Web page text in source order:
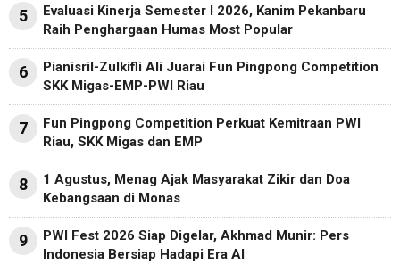
5
Evaluasi Kinerja Semester I 2026, Kanim Pekanbaru
Raih Penghargaan Humas Most Popular
6
Pianisril-Zulkifli Ali Juarai Fun Pingpong Competition
SKK Migas-EMP-PWI Riau
7
Fun Pingpong Competition Perkuat Kemitraan PWI
Riau, SKK Migas dan EMP
8
1 Agustus, Menag Ajak Masyarakat Zikir dan Doa
Kebangsaan di Monas
9
PWI Fest 2026 Siap Digelar, Akhmad Munir: Pers
Indonesia Bersiap Hadapi Era AI